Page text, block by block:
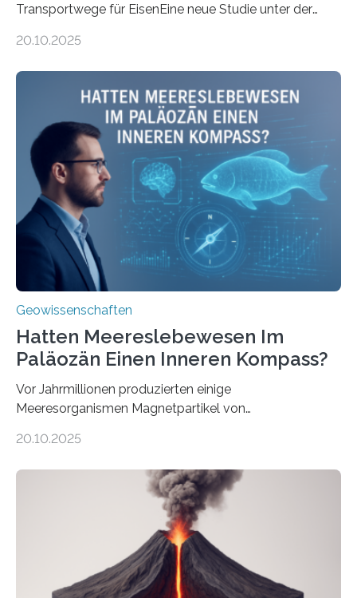
Transportwege für EisenEine neue Studie unter der
Umweltwissenschaften der Universität Bremen –
Stoffkreislauf im Ozean prägen. Die Überblicksstudie
mit dem Titel „Iron’s Irony“ ist in Communications Earth
& Environment erschienen. Die Studie fasst bestehende
Forschungsergebnisse zusammen und interpretiert sie
neu, um zu erklären, wie Eisen, das aus hydrothermalen
Systemen freigesetzt wird, über ganze Ozeanbecken
transportiert werden kann. „Das…
20.10.2025
Geowissenschaften
Hatten Meereslebewesen Im
Paläozän Einen Inneren Kompass?
Vor Jahrmillionen produzierten einige
Meeresorganismen Magnetpartikel von
Sedimenten zu finden sind. Nun ist es einem
Domänen auf einem dieser „Riesenmagnetfossilien” mit
einer raffinierten Methode an der Diamond-
Röntgenquelle zu kartieren. Ihre Analyse zeigt, dass
diese Partikel es den Organismen ermöglicht haben
könnten, winzige Schwankungen sowohl in der
Richtung als auch in der Intensität des Erdmagnetfelds
20.10.2025